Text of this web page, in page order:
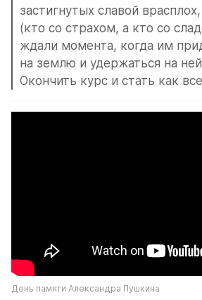
застигнутых славой
(кто со страхом, а кто со
ждали момента, когда им
на землю и удержаться на
Окончить курс и стать как
День памяти Александра Пушкина